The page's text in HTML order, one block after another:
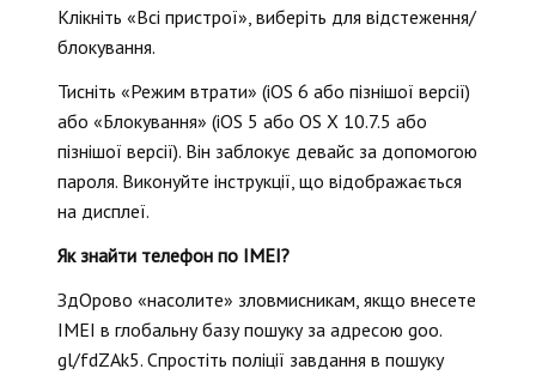
Клікніть «Всі пристрої», виберіть для відстеження/
блокування.
Тисніть «Режим втрати» (iOS 6 або пізнішої версії)
або «Блокування» (iOS 5 або OS X 10.7.5 або
пізнішої версії). Він заблокує девайс за допомогою
пароля. Виконуйте інструкції, що відображається
на дисплеї.
Як знайти телефон по IMEI?
ЗдОрово «насолите» зловмисникам, якщо внесете
IMEI в глобальну базу пошуку за адресою goo.
gl/fdZAk5. Спростіть поліції завдання в пошуку